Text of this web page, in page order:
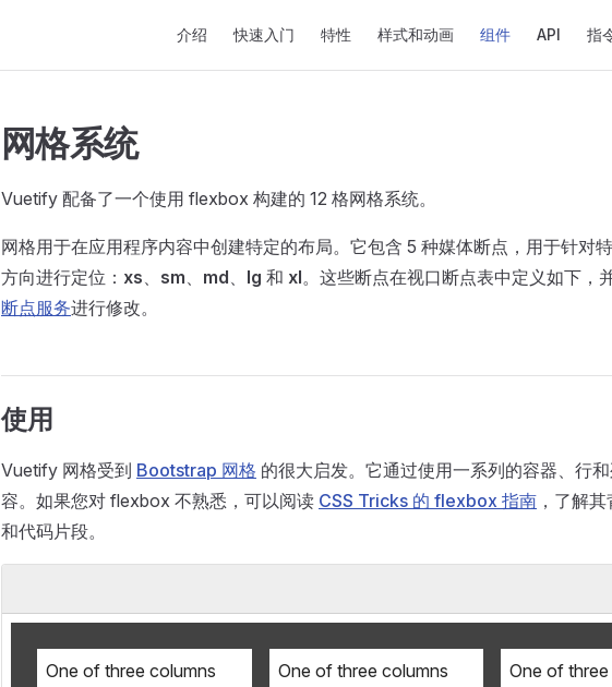
介绍 快速入门 特性 样式和动画 组件 API 指
网格系统
Vuetify 配备了一个使用 flexbox 构建的 12 格网格系统。
网格用于在应用程序内容中创建特定的布局。它包含 5 种媒体断点，用于针对
方向进行定位： xs、 sm、 md、 lg 和 xl。这些断点在视口断点表中定义如下，
断点服务进行修改。
使用
Vuetify 网格受到 Bootstrap 网格 的很大启发。它通过使用一系列的容器、行
容。如果您对 flexbox 不熟悉，可以阅读 CSS Tricks 的 flexbox 指南 ，了解
和代码片段。
One of three columns One of three columns One of